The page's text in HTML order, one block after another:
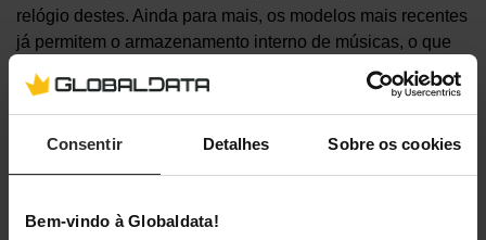
Consentir Detalhes Sobre os cookies
Bem-vindo à Globaldata!
relógio destes. Ainda para mais, os modelos mais recentes
já permitem o armazenamento interno de músicas, o que
nível de lazer destes aparelhos.
Bateria